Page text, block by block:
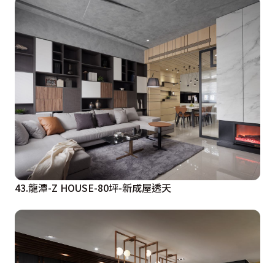
43.龍潭-Z HOUSE-80坪-新成屋透天